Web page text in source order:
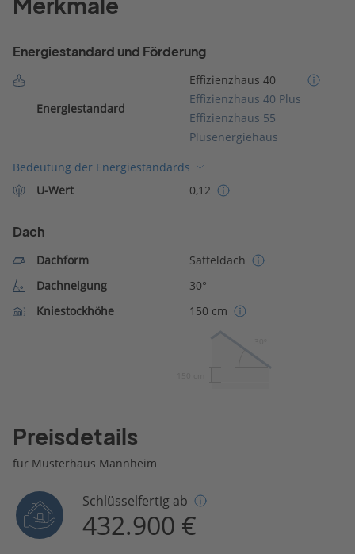
Merkmale
Energiestandard und Förderung
Energiestandard
Effizienzhaus 40
Effizienzhaus 40 Plus
Effizienzhaus 55
Plusenergiehaus
Bedeutung der Energiestandards
U-Wert
0,12
Dach
Dachform
Satteldach
Dachneigung
30°
Kniestockhöhe
150 cm
Preisdetails
für Musterhaus Mannheim
Schlüsselfertig ab
432.900 €